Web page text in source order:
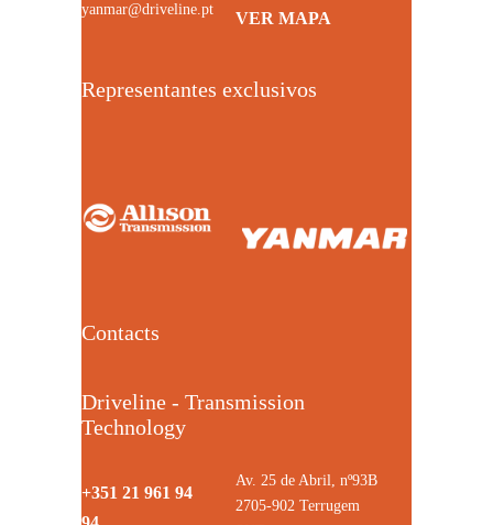
yanmar@driveline.pt
VER MAPA
Representantes exclusivos
Contacts
Driveline - Transmission
Technology
+351 21 961 94
Av. 25 de Abril, nº93B
2705-902 Terrugem